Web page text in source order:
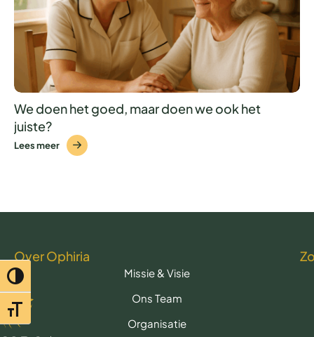
Toggle hoog contrast
Toggle lettertypegrootte
We doen het goed, maar doen we ook het
juiste?
Lees meer
Over Ophiria
Missie & Visie
Ons Team
Organisatie